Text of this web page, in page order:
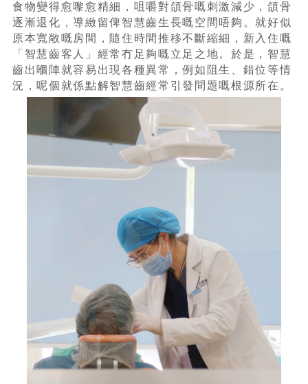
食物變得愈嚟愈精細，咀嚼對頜骨嘅刺激減少，頜骨
逐漸退化，導緻留俾智慧齒生長嘅空間唔夠。就好似
原本寬敞嘅房間，隨住時間推移不斷縮細，新入住嘅
「智慧齒客人」經常冇足夠嘅立足之地。於是，智慧
齒出嗰陣就容易出現各種異常，例如阻生、錯位等情
況，呢個就係點解智慧齒經常引發問題嘅根源所在。